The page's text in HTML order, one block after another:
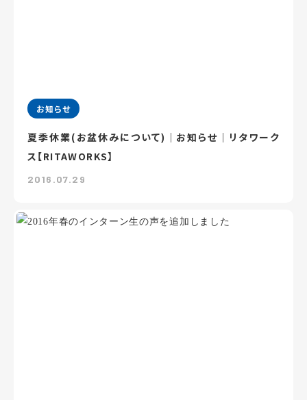
お知らせ
夏季休業(お盆休みについて)｜お知らせ｜リタワーク
ス【RITAWORKS】
2016.07.29